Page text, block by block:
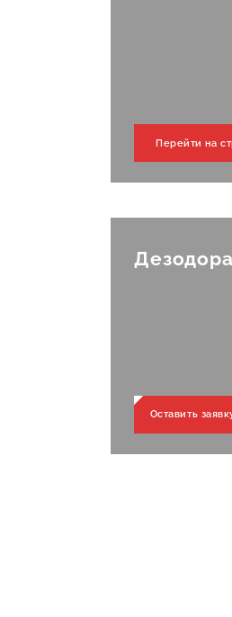
Перейти на
Оставить